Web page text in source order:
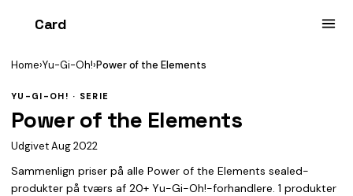
Card
Home›Yu-Gi-Oh!›Power of the Elements
YU-GI-OH! · SERIE
Power of the Elements
Udgivet Aug 2022
Sammenlign priser på alle Power of the Elements sealed-
produkter på tværs af 20+ Yu-Gi-Oh!-forhandlere. 1 produkter